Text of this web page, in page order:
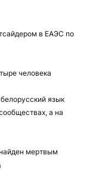
в ЕАЭС по
человека
язык
а на
мертвым